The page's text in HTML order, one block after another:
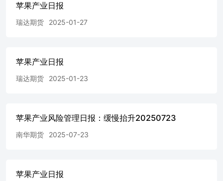
苹果产业日报
瑞达期货 2025-01-27
苹果产业日报
瑞达期货 2025-01-23
苹果产业风险管理日报：缓慢抬升20250723
南华期货 2025-07-23
苹果产业日报